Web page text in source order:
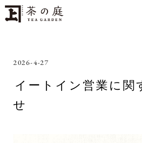
2026-4-27
イートイン営業に関
せ